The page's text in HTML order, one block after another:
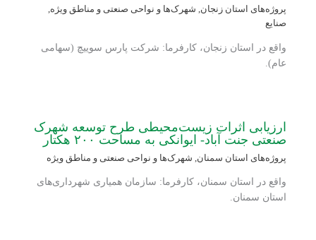
پروژه‌های استان زنجان, شهرک‌ها و نواحی صنعتی و مناطق ویژه,
صنایع
واقع در استان زنجان، کارفرما: شرکت پارس سوییچ (سهامی
عام).
ارزیابی اثرات زیست‌محیطی طرح توسعه شهرک
صنعتی جنت آباد- ایوانکی به مساحت ۲۰۰ هکتار
پروژه‌های استان سمنان شهرک‌ها و نواحی صنعتی و مناطق ویژه
واقع در استان سمنان، کارفرما: سازمان همیاری شهرداری‌های
استان سمنان.